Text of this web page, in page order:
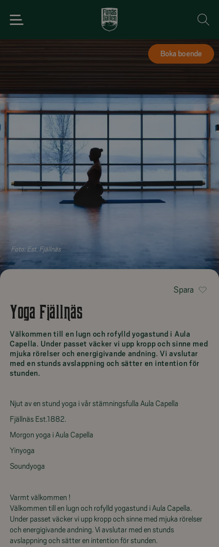
Boka boende
Foto:Est. Fjällnäs
Spara
Yoga Fjällnäs
Välkommen till en lugn och rofylld yogastund i Aula
Capella. Under passet väcker vi upp kropp och sinne med
mjuka rörelser och energigivande andning. Vi avslutar
med en stunds avslappning och sätter en intention för
stunden.
Njut av en stund yoga i vår stämningsfulla Aula Capella
Fjällnäs Est.1882.
Morgon yoga i Aula Capella
Yinyoga
Soundyoga
Varmt välkommen !
Välkommen till en lugn och rofylld yogastund i Aula Capella.
Under passet väcker vi upp kropp och sinne med mjuka rörelser
och energigivande andning. Vi avslutar med en stunds
avslappning och sätter en intention för stunden.